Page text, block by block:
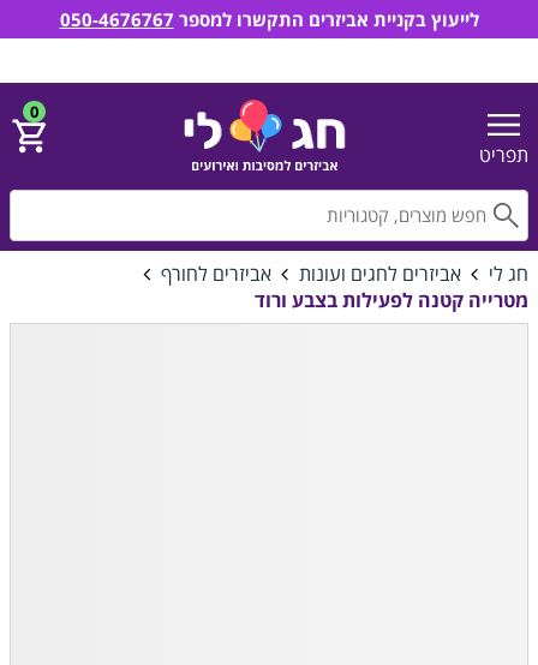
תפריט
0
חג לי אביזרים לחגים ועונות
אביזרים לחורף
מטרייה קטנה לפעילות בצבע ורוד
לייעוץ בקניית אביזרים התקשרו למספר 050-4676767